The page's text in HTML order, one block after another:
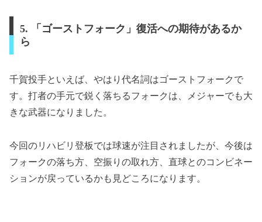
5. 「ゴーストフォーク」復活への期待があるか
ら
千賀投手といえば、やはり代名詞はゴーストフォークで
す。打者の手元で鋭く落ちるフォークは、メジャーでも大
きな武器になりました。
今回のリハビリ登板では球速が注目されましたが、今後は
フォークの落ち方、空振りの取れ方、直球とのコンビネー
ションが戻っているかも見どころになります。